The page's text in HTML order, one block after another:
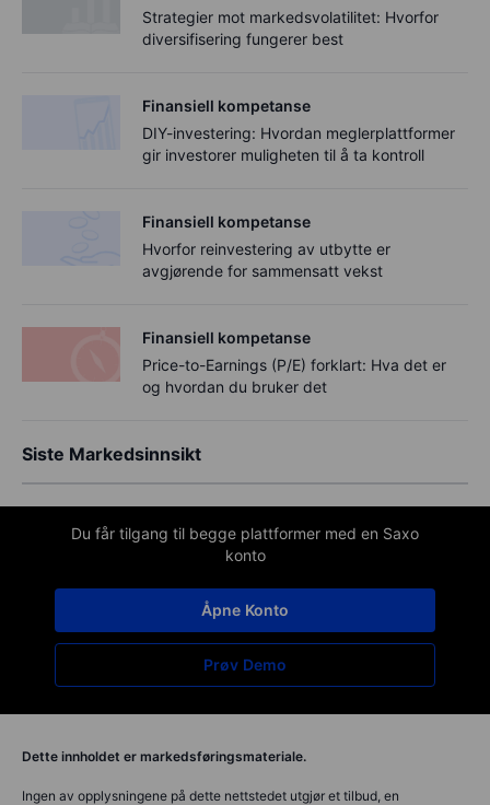
Strategier mot markedsvolatilitet: Hvorfor
diversifisering fungerer best
Finansiell kompetanse
DIY-investering: Hvordan meglerplattformer
gir investorer muligheten til å ta kontroll
Finansiell kompetanse
Hvorfor reinvestering av utbytte er
avgjørende for sammensatt vekst
Finansiell kompetanse
Price-to-Earnings (P/E) forklart: Hva det er
og hvordan du bruker det
Siste Markedsinnsikt
Du får tilgang til begge plattformer med en Saxo
konto
Prøv Demo
Åpne Konto
Dette innholdet er markedsføringsmateriale.
Ingen av opplysningene på dette nettstedet utgjør et tilbud, en